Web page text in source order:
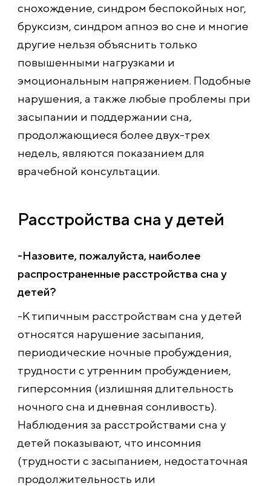
снохождение, синдром беспокойных ног,
бруксизм, синдром апноэ во сне и многие
другие нельзя объяснить только
повышенными нагрузками и
эмоциональным напряжением. Подобные
нарушения, а также любые проблемы при
засыпании и поддержании сна,
продолжающиеся более двух-трех
недель, являются показанием для
врачебной консультации.
Расстройства сна у детей
-Назовите, пожалуйста, наиболее
распространенные расстройства сна у
детей?
-К типичным расстройствам сна у детей
относятся нарушение засыпания,
периодические ночные пробуждения,
трудности с утренним пробуждением,
гиперсомния (излишняя длительность
ночного сна и дневная сонливость).
Наблюдения за расстройствами сна у
детей показывают, что инсомния
(трудности с засыпанием, недостаточная
продолжительность или